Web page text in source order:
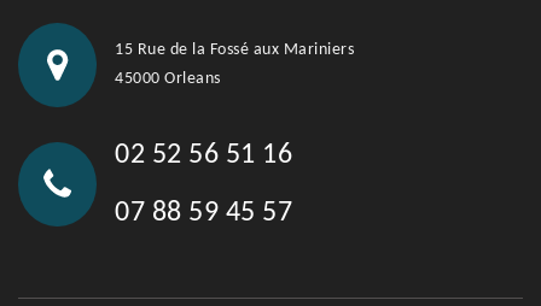
15 Rue de la Fossé aux Mariniers
45000 Orleans
02 52 56 51 16
07 88 59 45 57